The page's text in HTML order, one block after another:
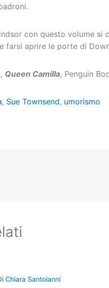
con questo volume si
farsi aprire le porte di
Queen Camilla, Penguin
, Sue Townsend, umorismo
Chiara Santoianni